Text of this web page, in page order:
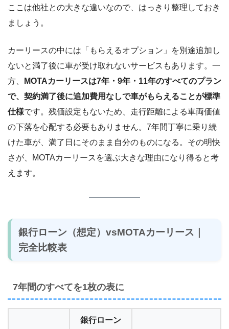
ここは他社との大きな違いなので、はっきり整理しておき
ましょう。
カーリースの中には「もらえるオプション」を別途追加し
ないと満了後に車が受け取れないサービスもあります。一
方、
MOTAカーリースは7年・9年・11年のすべてのプラン
で、契約満了後に追加費用なしで車がもらえることが標準
仕様です。残価設定もないため、走行距離による車両価値
の下落を心配する必要もありません。7年間丁寧に乗り続
けた車が、満了日にそのまま自分のものになる。その明快
さが、MOTAカーリースを選ぶ大きな理由になり得ると考
えます。
銀行ローン（想定）vsMOTAカーリース｜
完全比較表
7年間のすべてを1枚の表に
銀行ローン